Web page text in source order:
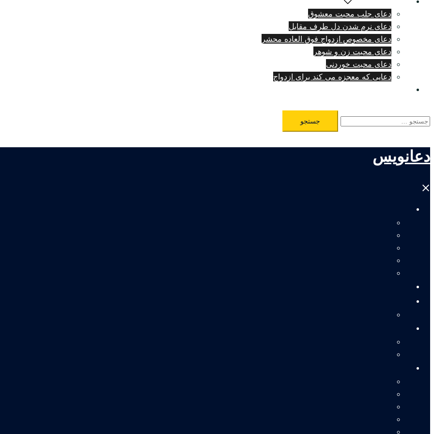
دعای جلب محبت معشوق
دعای نرم شدن دل طرف مقابل
دعای مخصوص ازدواج فوق العاده محشر
دعای محبت زن و شوهر
دعای محبت خوردنی
دعایی که معجزه می کند برای ازدواج
جستجو
برای:
دعانویس
Close